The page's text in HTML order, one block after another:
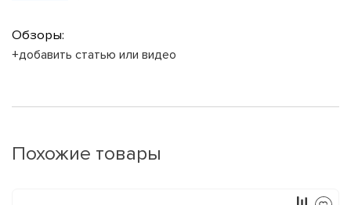
Обзоры:
+добавить статью или видео
Похожие товары